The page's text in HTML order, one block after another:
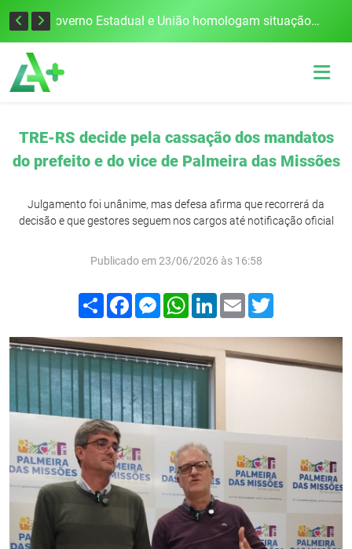
Defesa Civil alerta para risco de tornado e tempestades severas no RS entre esta quinta e sexta-feira Governo Estadual e União homologam situação de emergência em Frederico Westphalen após vendaval
TRE-RS decide pela cassação dos mandatos
do prefeito e do vice de Palmeira das Missões
Julgamento foi unânime, mas defesa afirma que recorrerá da
decisão e que gestores seguem nos cargos até notificação oficial
Publicado em 23/06/2026 às 16:58
Compartilhar
FacebookMessenger
WhatsApp
LinkedIn
Email